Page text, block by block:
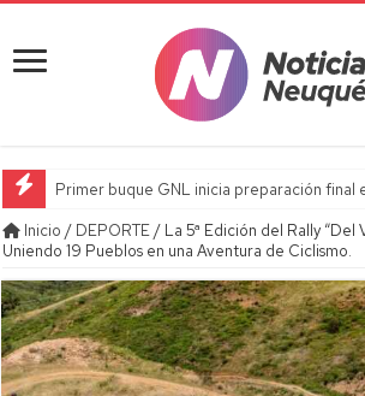
Primer buque GNL inicia preparación final
Inicio / DEPORTE/ La 5ª Edición del Rally “Del
Uniendo 19 Pueblos en una Aventura de Ciclismo.